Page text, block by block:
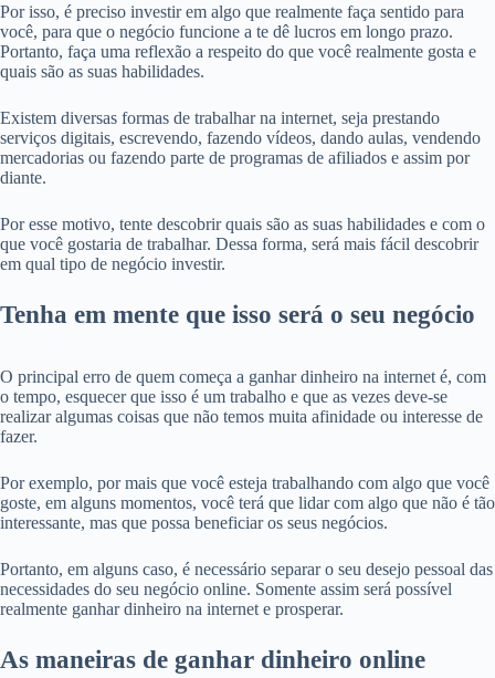
Por isso, é preciso investir em algo que realmente faça sentido para
você, para que o negócio funcione a te dê lucros em longo prazo.
Portanto, faça uma reflexão a respeito do que você realmente gosta e
quais são as suas habilidades.
Existem diversas formas de trabalhar na internet, seja prestando
serviços digitais, escrevendo, fazendo vídeos, dando aulas, vendendo
mercadorias ou fazendo parte de programas de afiliados e assim por
diante.
Por esse motivo, tente descobrir quais são as suas habilidades e com o
que você gostaria de trabalhar. Dessa forma, será mais fácil descobrir
em qual tipo de negócio investir.
Tenha em mente que isso será o seu negócio
O principal erro de quem começa a ganhar dinheiro na internet é, com
o tempo, esquecer que isso é um trabalho e que as vezes deve-se
realizar algumas coisas que não temos muita afinidade ou interesse de
fazer.
Por exemplo, por mais que você esteja trabalhando com algo que você
goste, em alguns momentos, você terá que lidar com algo que não é tão
interessante, mas que possa beneficiar os seus negócios.
Portanto, em alguns caso, é necessário separar o seu desejo pessoal das
necessidades do seu negócio online. Somente assim será possível
realmente ganhar dinheiro na internet e prosperar.
As maneiras de ganhar dinheiro online